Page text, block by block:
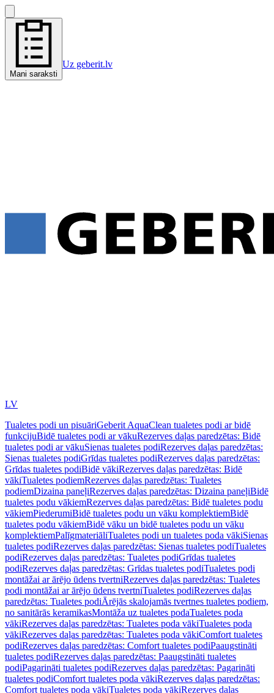
Mani saraksti
Uz geberit.lv
LV
Tualetes podi un pisuāriGeberit AquaClean tualetes podi ar bidē
funkcijuBidē tualetes podi ar vākuRezerves daļas paredzētas: Bidē
tualetes podi ar vākuSienas tualetes podiRezerves daļas paredzētas:
Sienas tualetes podiGrīdas tualetes podiRezerves daļas paredzētas:
Grīdas tualetes podiBidē vākiRezerves daļas paredzētas: Bidē
vākiTualetes podiemRezerves daļas paredzētas: Tualetes
podiemDizaina paneļiRezerves daļas paredzētas: Dizaina paneļiBidē
tualetes podu vākiemRezerves daļas paredzētas: Bidē tualetes podu
vākiemPiederumiBidē tualetes podu un vāku komplektiemBidē
tualetes podu vākiemBidē vāku un bidē tualetes podu un vāku
komplektiemPalīgmateriāliTualetes podi un tualetes poda vākiSienas
tualetes podiRezerves daļas paredzētas: Sienas tualetes podiTualetes
podiRezerves daļas paredzētas: Tualetes podiGrīdas tualetes
podiRezerves daļas paredzētas: Grīdas tualetes podiTualetes podi
montāžai ar ārējo ūdens tvertniRezerves daļas paredzētas: Tualetes
podi montāžai ar ārējo ūdens tvertniTualetes podiRezerves daļas
paredzētas: Tualetes podiĀrējās skalojamās tvertnes tualetes podiem,
no sanitārās keramikasMontāža uz tualetes podaTualetes poda
vākiRezerves daļas paredzētas: Tualetes poda vākiTualetes poda
vākiRezerves daļas paredzētas: Tualetes poda vākiComfort tualetes
podiRezerves daļas paredzētas: Comfort tualetes podiPaaugstināti
tualetes podiRezerves daļas paredzētas: Paaugstināti tualetes
podiPagarināti tualetes podiRezerves daļas paredzētas: Pagarināti
tualetes podiComfort tualetes poda vākiRezerves daļas paredzētas:
Comfort tualetes poda vākiTualetes poda vākiRezerves daļas